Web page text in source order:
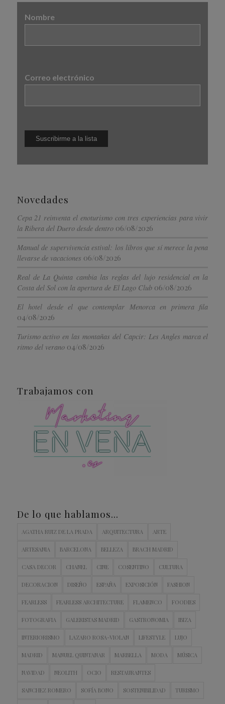
Nombre
Correo electrónico
Novedades
Cepa 21 reinventa el enoturismo con tres experiencias para vivir
la Ribera del Duero desde dentro 06/08/2026
Manual de supervivencia estival: los libros que sí merece la pena
llevarse de vacaciones 06/08/2026
Real de La Quinta cambia las reglas del lujo residencial en la
Costa del Sol con la apertura de El Lago Club 06/08/2026
El hotel desde el que contemplar Menorca en primera fila
04/08/2026
Turismo activo en las montañas del Capcir: Les Angles marca el
ritmo del verano 04/08/2026
Trabajamos con
De lo que hablamos…
AGATHA RUIZ DE LA PRADA ARQUITECTURA ARTE
ARTESANIA BARCELONA BELLEZA BRACH MADRID
CASA DECOR CHANEL CINE COSENTINO CULTURA
DECORACION DISEÑO ESPAÑA EXPOSICIÓN FASHION
FEARLESS FEARLESS ARCHITECTURE FLAMENCO FOODIES
FOTOGRAFIA GALERISTAS MADRID GASTRONOMIA IBIZA
INTERIORISMO LAZARO ROSA-VIOLAN LIFESTYLE LUJO
MADRID MANUEL QUINTANAR MARBELLA MODA MÚSICA
NAVIDAD NEOLITH OCIO RESTAURANTES
SANCHEZ ROMERO SOFÍA BONO SOSTENIBILIDAD TURISMO